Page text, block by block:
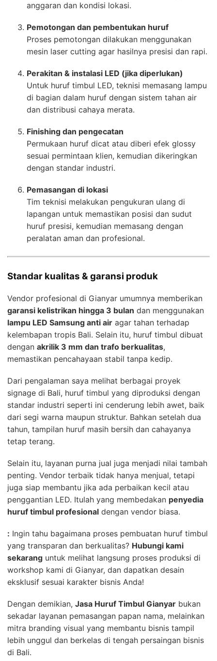
anggaran dan kondisi lokasi.
Pemotongan dan pembentukan huruf
Proses pemotongan dilakukan menggunakan
mesin laser cutting agar hasilnya presisi dan rapi.
Perakitan & instalasi LED (jika diperlukan)
Untuk huruf timbul LED, teknisi memasang lampu
di bagian dalam huruf dengan sistem tahan air
dan distribusi cahaya merata.
Finishing dan pengecatan
Permukaan huruf dicat atau diberi efek glossy
sesuai permintaan klien, kemudian dikeringkan
dengan standar industri.
Pemasangan di lokasi
Tim teknisi melakukan pengukuran ulang di
lapangan untuk memastikan posisi dan sudut
huruf presisi, kemudian memasang dengan
peralatan aman dan profesional.
Standar kualitas & garansi produk
Vendor profesional di Gianyar umumnya memberikan
garansi kelistrikan hingga 3 bulan dan menggunakan
lampu LED Samsung anti air agar tahan terhadap
kelembapan tropis Bali. Selain itu, huruf timbul dibuat
dengan akrilik 3 mm dan trafo berkualitas,
memastikan pencahayaan stabil tanpa kedip.
Dari pengalaman saya melihat berbagai proyek
signage di Bali, huruf timbul yang diproduksi dengan
standar industri seperti ini cenderung lebih awet, baik
dari segi warna maupun struktur. Bahkan setelah dua
tahun, tampilan huruf masih bersih dan cahayanya
tetap terang.
Selain itu, layanan purna jual juga menjadi nilai tambah
penting. Vendor terbaik tidak hanya menjual, tetapi
juga siap membantu jika ada perbaikan kecil atau
penggantian LED. Itulah yang membedakan penyedia
huruf timbul profesional dengan vendor biasa.
: Ingin tahu bagaimana proses pembuatan huruf timbul
yang transparan dan berkualitas? Hubungi kami
sekarang untuk melihat langsung proses produksi di
workshop kami di Gianyar, dan dapatkan desain
eksklusif sesuai karakter bisnis Anda!
Dengan demikian, Jasa Huruf Timbul Gianyar bukan
sekadar layanan pemasangan papan nama, melainkan
mitra branding visual yang membantu bisnis tampil
lebih unggul dan berkelas di tengah persaingan bisnis
di Bali.